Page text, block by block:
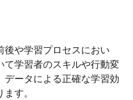
後や学習プロセスにおい
て学習者のスキルや行動変
データによる正確な学習効
す。